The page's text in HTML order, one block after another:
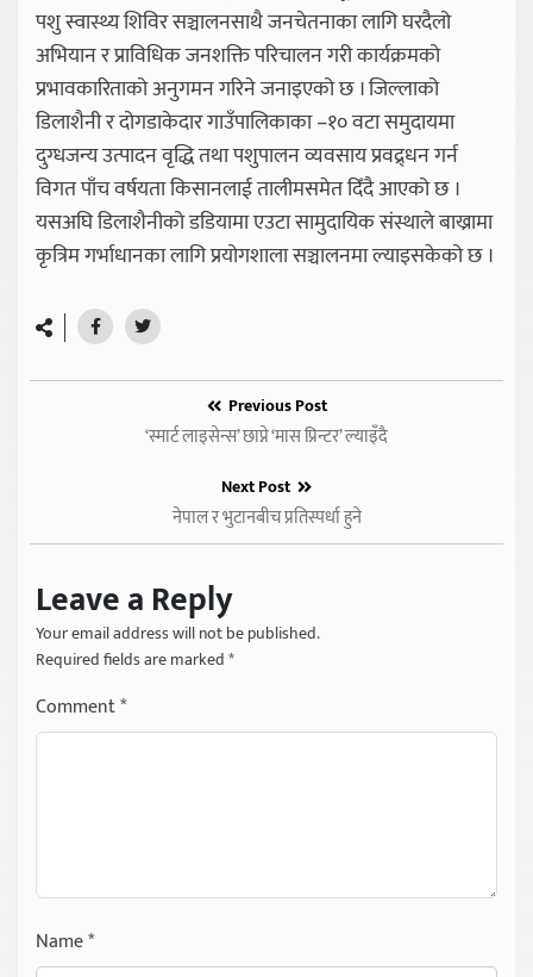
पशु स्वास्थ्य शिविर सञ्चालनसाथै जनचेतनाका लागि घरदैलो
अभियान र प्राविधिक जनशक्ति परिचालन गरी कार्यक्रमको
प्रभावकारिताको अनुगमन गरिने जनाइएको छ । जिल्लाको
डिलाशैनी र दोगडाकेदार गाउँपालिकाका –१० वटा समुदायमा
दुग्धजन्य उत्पादन वृद्धि तथा पशुपालन व्यवसाय प्रवद्र्धन गर्न
विगत पाँच वर्षयता किसानलाई तालीमसमेत दिँदै आएको छ ।
यसअघि डिलाशैनीको डडियामा एउटा सामुदायिक संस्थाले बाख्रामा
कृत्रिम गर्भाधानका लागि प्रयोगशाला सञ्चालनमा ल्याइसकेको छ ।
Previous Post
‘स्मार्ट लाइसेन्स’ छाप्ने ‘मास प्रिन्टर’ ल्याइँदै
Next Post
नेपाल र भुटानबीच प्रतिस्पर्धा हुने
Leave a Reply
Your email address will not be published.
Required fields are marked*
Comment*
Name*